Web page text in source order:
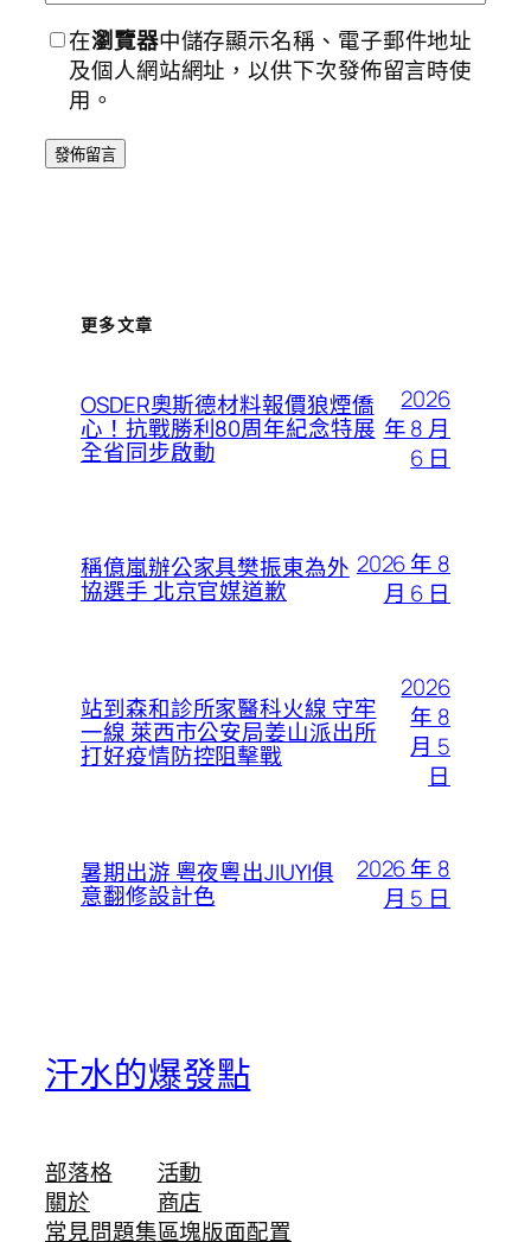
在瀏覽器中儲存顯示名稱、電子郵件地址
及個人網站網址，以供下次發佈留言時使
用。
更多文章
OSDER奧斯德材料報價狼煙僑
心！抗戰勝利80周年紀念特展
全省同步啟動
2026
年 8 月
6 日
稱億嵐辦公家具樊振東為外
協選手 北京官媒道歉
2026 年 8
月 6 日
站到森和診所家醫科火線 守牢
一線 萊西市公安局姜山派出所
打好疫情防控阻擊戰
2026
年 8
月 5
日
暑期出游 粵夜粵出JIUYI俱
意翻修設計色
2026 年 8
月 5 日
汗水的爆發點
部落格
關於
常見問題集
活動
商店
區塊版面配置